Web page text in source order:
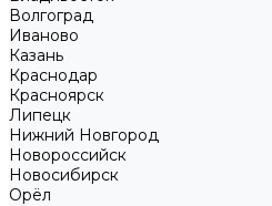
Волгоград
Иваново
Казань
Краснодар
Красноярск
Липецк
Нижний Новгород
Новороссийск
Новосибирск
Орёл